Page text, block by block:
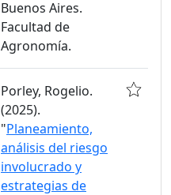
Buenos Aires.
Facultad de
Agronomía.
Porley, Rogelio.
(2025).
"Planeamiento,
análisis del riesgo
involucrado y
estrategias de